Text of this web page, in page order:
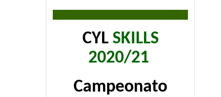
CYL SKILLS
2020/21
Campeonato